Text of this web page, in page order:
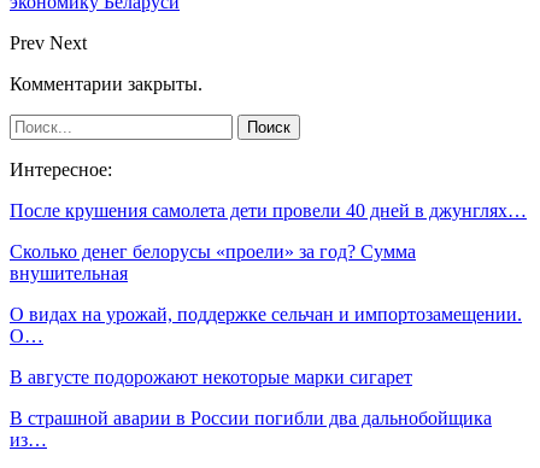
Prev Next
Комментарии закрыты.
Интересное:
После крушения самолета дети провели 40 дней в джунглях…
Сколько денег белорусы «проели» за год? Сумма
внушительная
О видах на урожай, поддержке сельчан и импортозамещении.
О…
В августе подорожают некоторые марки сигарет
В страшной аварии в России погибли два дальнобойщика
из…